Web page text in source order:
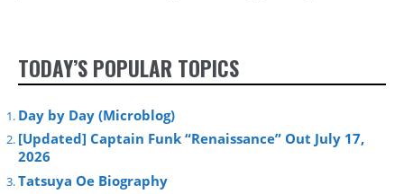
TODAY’S POPULAR TOPICS
Day by Day (Microblog)
[Updated] Captain Funk “Renaissance” Out July 17,
2026
Tatsuya Oe Biography